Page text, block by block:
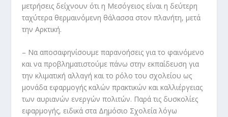
μετρήσεις δείχνουν ότι η Μεσόγειος είναι η δεύτερη
ταχύτερα θερμαινόμενη θάλασσα στον πλανήτη, μετά
την Αρκτική.
– Να αποσαφηνίσουμε παρανοήσεις για το φαινόμενο
και να προβληματιστούμε πάνω στην εκπαίδευση για
την κλιματική αλλαγή και το ρόλο του σχολείου ως
μονάδα εφαρμογής καλών πρακτικών και καλλιέργειας
των αυριανών ενεργών πολιτών. Παρά τις δυσκολίες
εφαρμογής, ειδικά στα Δημόσιο Σχολεία λόγω